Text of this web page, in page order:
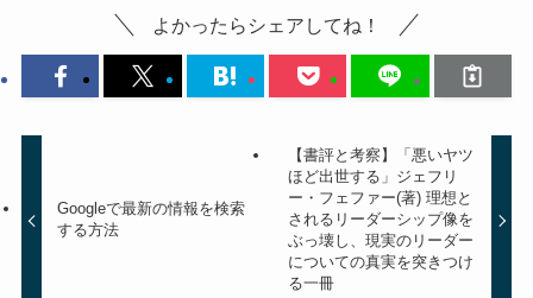
よかったらシェアしてね！
Googleで最新の情報を検索
する方法
【書評と考察】「悪いヤツ
ほど出世する」ジェフリ
ー・フェファー(著) 理想と
されるリーダーシップ像を
ぶっ壊し、現実のリーダー
についての真実を突きつけ
る一冊